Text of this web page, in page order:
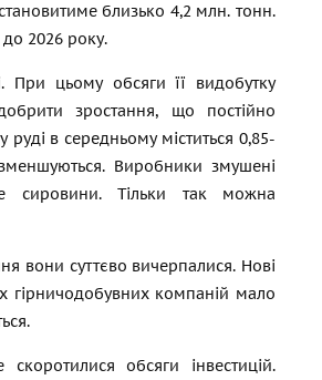
близько 4,2 млн. тонн.
2026 року.
При цьому обсяги її видобутку
зростання, що постійно
в середньому міститься 0,85-
Виробники змушені
сировини. Тільки так можна
вони суттєво вичерпалися. Нові
гірничодобувних компаній мало
обсяги інвестицій.